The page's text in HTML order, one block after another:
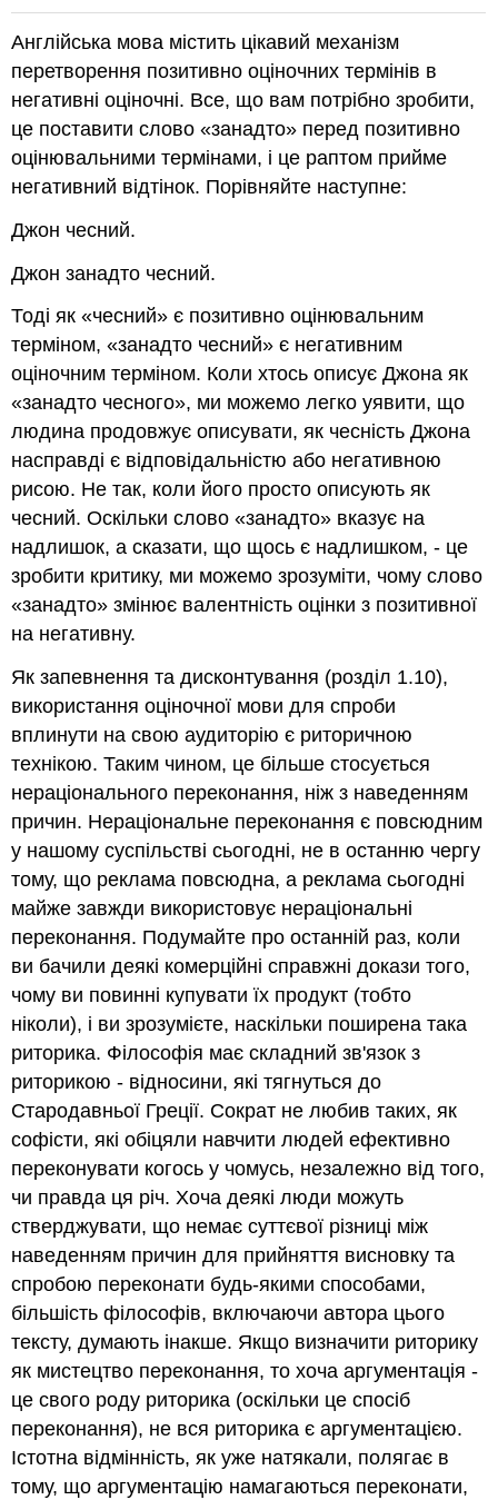
Англійська мова містить цікавий механізм
перетворення позитивно оціночних термінів в
негативні оціночні. Все, що вам потрібно зробити,
це поставити слово «занадто» перед позитивно
оцінювальними термінами, і це раптом прийме
негативний відтінок. Порівняйте наступне:
Джон чесний.
Джон занадто чесний.
Тоді як «чесний» є позитивно оцінювальним
терміном, «занадто чесний» є негативним
оціночним терміном. Коли хтось описує Джона як
«занадто чесного», ми можемо легко уявити, що
людина продовжує описувати, як чесність Джона
насправді є відповідальністю або негативною
рисою. Не так, коли його просто описують як
чесний. Оскільки слово «занадто» вказує на
надлишок, а сказати, що щось є надлишком, - це
зробити критику, ми можемо зрозуміти, чому слово
«занадто» змінює валентність оцінки з позитивної
на негативну.
Як запевнення та дисконтування (розділ 1.10),
використання оціночної мови для спроби
вплинути на свою аудиторію є риторичною
технікою. Таким чином, це більше стосується
нераціонального переконання, ніж з наведенням
причин. Нераціональне переконання є повсюдним
у нашому суспільстві сьогодні, не в останню чергу
тому, що реклама повсюдна, а реклама сьогодні
майже завжди використовує нераціональні
переконання. Подумайте про останній раз, коли
ви бачили деякі комерційні справжні докази того,
чому ви повинні купувати їх продукт (тобто
ніколи), і ви зрозумієте, наскільки поширена така
риторика. Філософія має складний зв'язок з
риторикою - відносини, які тягнуться до
Стародавньої Греції. Сократ не любив таких, як
софісти, які обіцяли навчити людей ефективно
переконувати когось у чомусь, незалежно від того,
чи правда ця річ. Хоча деякі люди можуть
стверджувати, що немає суттєвої різниці між
наведенням причин для прийняття висновку та
спробою переконати будь-якими способами,
більшість філософів, включаючи автора цього
тексту, думають інакше. Якщо визначити риторику
як мистецтво переконання, то хоча аргументація -
це свого роду риторика (оскільки це спосіб
переконання), не вся риторика є аргументацією.
Істотна відмінність, як уже натякали, полягає в
тому, що аргументацію намагаються переконати,